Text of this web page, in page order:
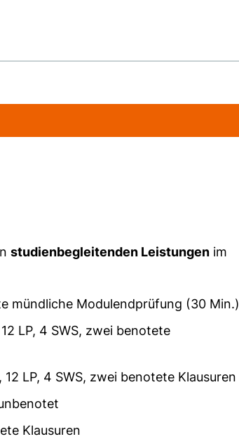
studienbegleitenden Leistungen im
mündliche Modulendprüfung (30 Min.)
LP, 4 SWS, zwei benotete
LP, 4 SWS, zwei benotete Klausuren
Klausuren